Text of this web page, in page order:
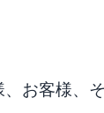
お客様、